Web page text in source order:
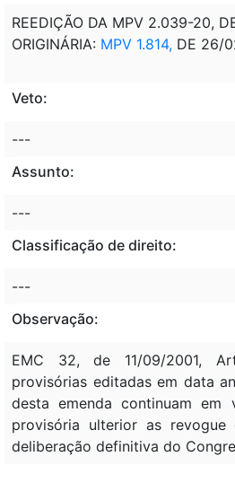
REEDIÇÃO DA MPV 2.039-20,
ORIGINÁRIA: MPV 1.814, DE 26/
Veto:
---
Assunto:
---
Classificação de direito:
---
Observação:
EMC 32, de 11/09/2001,
provisórias editadas em data
desta emenda continuam em
provisória ulterior as revogue
deliberação definitiva do